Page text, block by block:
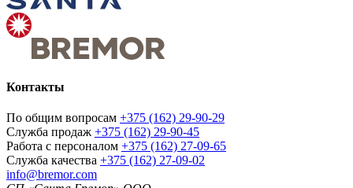
Контакты
По общим вопросам +375 (162) 29-90-29
Служба продаж +375 (162) 29-90-45
Работа с персоналом +375 (162) 27-09-65
Служба качества +375 (162) 27-09-02
info@bremor.com